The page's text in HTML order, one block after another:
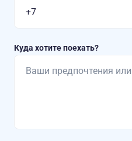
Куда хотите поехать?